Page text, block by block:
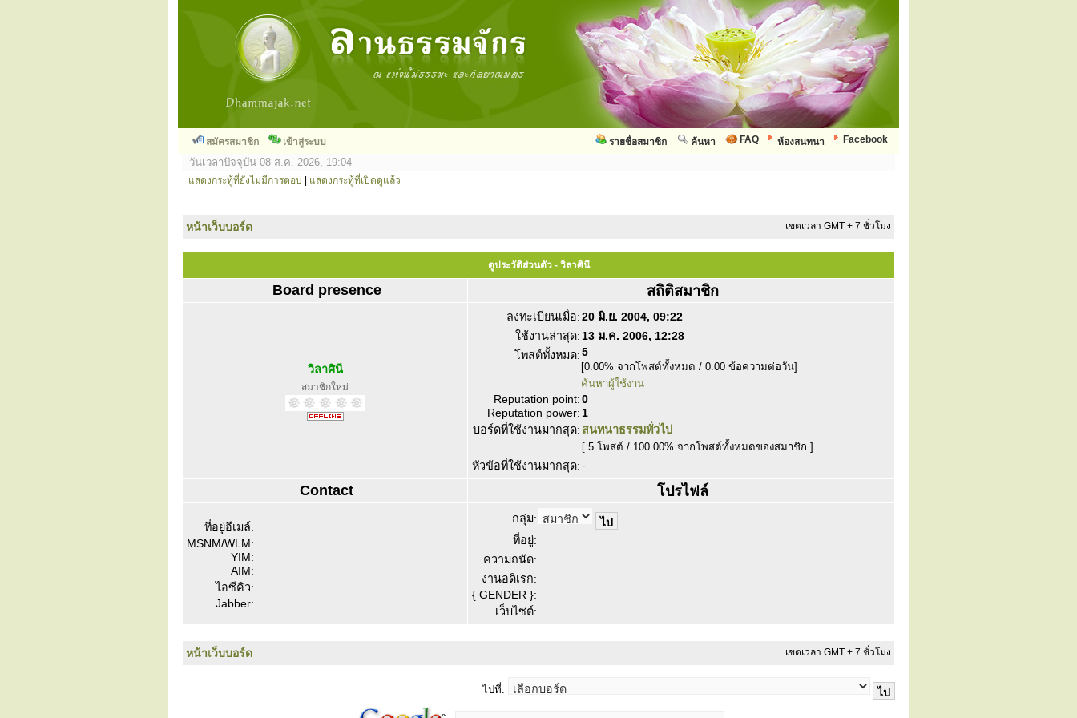
สมัครสมาชิก เข้าสู่ระบบ Facebook
ห้องสนทนา
FAQ
ค้นหา
รายชื่อสมาชิก
วันเวลาปัจจุบัน 08 ส.ค. 2026, 19:04
แสดงกระทู้ที่ยังไม่มีการตอบ แสดงกระทู้ที่เปิดดูแล้ว
หน้าเว็บบอร์ด เขตเวลา GMT + 7 ชั่วโมง
ดูประวัติส่วนตัว - วิลาศินี
Board presence สถิติสมาชิก
วิลาศินี
สมาชิกใหม่
ลงทะเบียนเมื่อ:20 มิ.ย. 2004, 09:22
ใช้งานล่าสุด: 13 ม.ค. 2006, 12:28
โพสต์ทั้งหมด:5
[0.00% จากโพสต์ทั้งหมด / 0.00 ข้อความต่อวัน]
ค้นหาผู้ใช้งาน
Reputation point:0
Reputation power: 1
บอร์ดที่ใช้งานมากสุด: สนทนาธรรมทั่วไป
[ 5 โพสต์ / 100.00% จากโพสต์ทั้งหมดของสมาชิก ]
หัวข้อที่ใช้งานมากสุด:-
Contact โปรไฟล์
ที่อยู่อีเมล์:
MSNM/WLM:
YIM:
AIM:
ไอซีคิว:
Jabber:
กลุ่ม:
ที่อยู่:
ความถนัด:
งานอดิเรก:
{ GENDER }:
เว็บไซต์:
หน้าเว็บบอร์ด เขตเวลา GMT + 7 ชั่วโมง
ไปที่: